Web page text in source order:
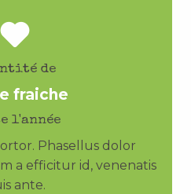
de
fraiche
l'année
Phasellus dolor
a efficitur id, venenatis
ante.